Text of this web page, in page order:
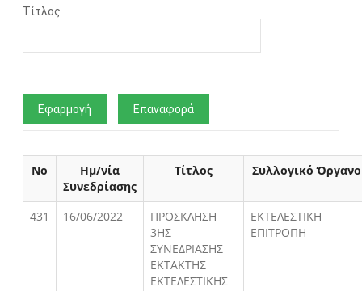
Τίτλος
Νο
Ημ/νία
Συνεδρίασης
Τίτλος Συλλογικό Όργανο
431 16/06/2022
ΠΡΟΣΚΛΗΣΗ
3ΗΣ
ΣΥΝΕΔΡΙΑΣΗΣ
ΕΚΤΑΚΤΗΣ
ΕΚΤΕΛΕΣΤΙΚΗΣ
ΕΚΤΕΛΕΣΤΙΚΗ
ΕΠΙΤΡΟΠΗ